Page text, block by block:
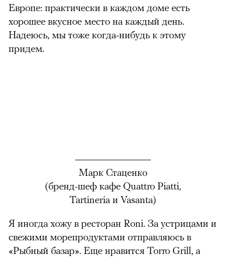
Европе: практически в каждом доме есть
хорошее вкусное место на каждый день.
Надеюсь, мы тоже когда-нибудь к этому
придем.
Марк Стаценко
(бренд-шеф кафе Quattro Piatti,
Tartineria и Vasanta)
Я иногда хожу в ресторан Roni. За устрицами и
свежими морепродуктами отправляюсь в
«Рыбный базар». Еще нравится Torro Grill, а